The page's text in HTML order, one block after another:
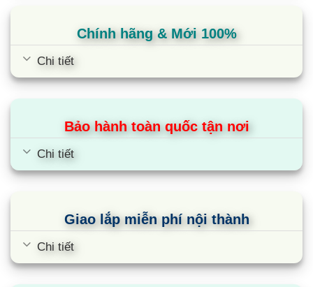
Chính hãng & Mới 100%
Chi tiết
Bảo hành toàn quốc tận nơi
Chi tiết
Giao lắp miễn phí nội thành
Chi tiết